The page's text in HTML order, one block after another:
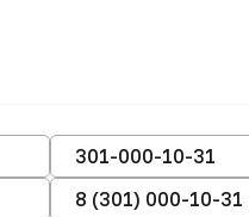
301-000-10-31
8 (301) 000-10-31